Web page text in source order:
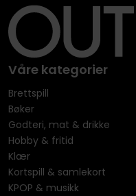
Våre kategorier
Brettspill
Bøker
Godteri, mat & drikke
Hobby & fritid
Klær
Kortspill & samlekort
KPOP & musikk